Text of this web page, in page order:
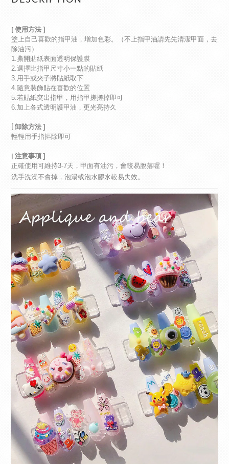
[ 使用方法 ]
塗上自己喜歡的指甲油，增加色彩。（不上指甲油請先先清潔甲面，去
除油污）
1.撕開貼紙表面透明保護膜
2.選擇比指甲尺寸小一點的貼紙
3.用手或夾子將貼紙取下
4. 隨意裝飾貼在喜歡的位置
5.若貼紙突出指甲，用指甲搓搓掉即可
6.加上各式透明護甲油，更光亮持久
[ 卸除方法 ]
輕輕用手指摳除即可
[ 注意事項 ]
正確使用可維持3-7天，甲面有油污，會較易脫落喔！
洗手洗澡不會掉，泡湯或泡水膠水較易失效。